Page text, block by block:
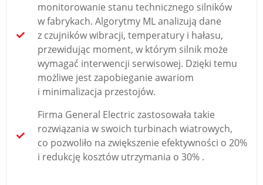
monitorowanie stanu technicznego silników
w fabrykach. Algorytmy ML analizują dane
z czujników wibracji, temperatury i hałasu,
przewidując moment, w którym silnik może
wymagać interwencji serwisowej. Dzięki temu
możliwe jest zapobieganie awariom
i minimalizacja przestojów.
Firma General Electric zastosowała takie
rozwiązania w swoich turbinach wiatrowych,
co pozwoliło na zwiększenie efektywności o 20%
i redukcję kosztów utrzymania o 30% .